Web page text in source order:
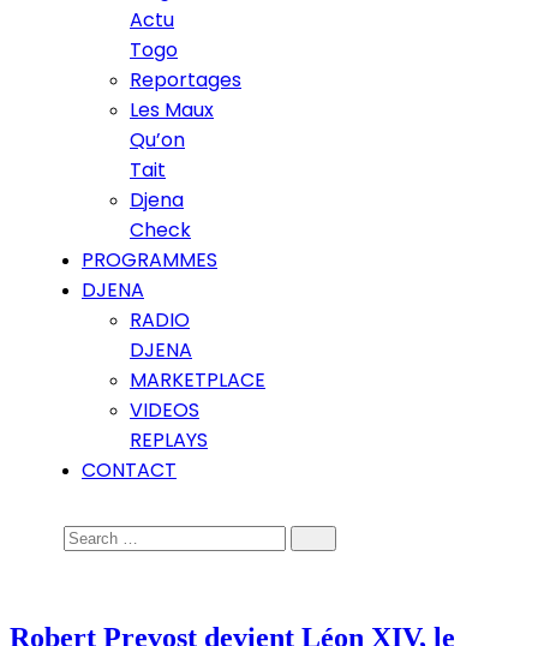
Actu
Togo
Reportages
Les Maux
Qu’on
Tait
Djena
Check
PROGRAMMES
DJENA
RADIO
DJENA
MARKETPLACE
VIDEOS
REPLAYS
CONTACT
Robert Prevost devient Léon XIV, le